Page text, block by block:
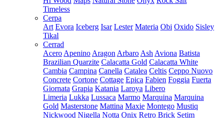
Timeless
Cerpa
Art Evora Iceberg Isar Lester Materia Obi Oxido Sisley
Tikal
Cerrad
Acero Apenino Aragon Arbaro Ash Aviona Batista
Brazilian Quarzite Calacatta Gold Calacatta White
Cambia Campina Canella Catalea Celtis Ceppo Nuovo
Concrete Cortone Cottage Epica Fabien Foggia Fuerta
Giornata Grapia Katania Laroya Libero
Limeria Lukka Lussaca Marmo Marquina Marquina
Gold Masterstone Mattina Maxie Montego Mustiq
Nickwood Nigella Notta Onix Retro Brick Setim